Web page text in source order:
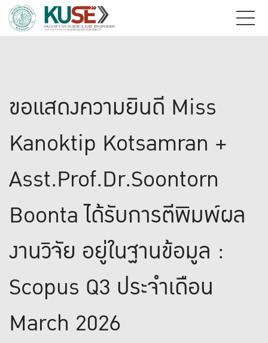
ขอแสดงความยินดี Miss
Kanoktip Kotsamran +
Asst.Prof.Dr.Soontorn
Boonta ได้รับการตีพิมพ์ผล
งานวิจัย อยู่ในฐานข้อมูล :
Scopus Q3 ประจำเดือน
March 2026